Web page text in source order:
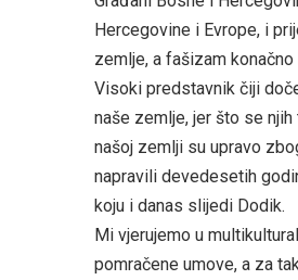
Hercegovine i Evrope, i
zemlje, a fašizam
Visoki predstavnik čiji
naše zemlje, jer što se
našoj zemlji su upravo
napravili devedesetih
koju i danas slijedi Dodik.
Mi vjerujemo u
pomračene umove, a za